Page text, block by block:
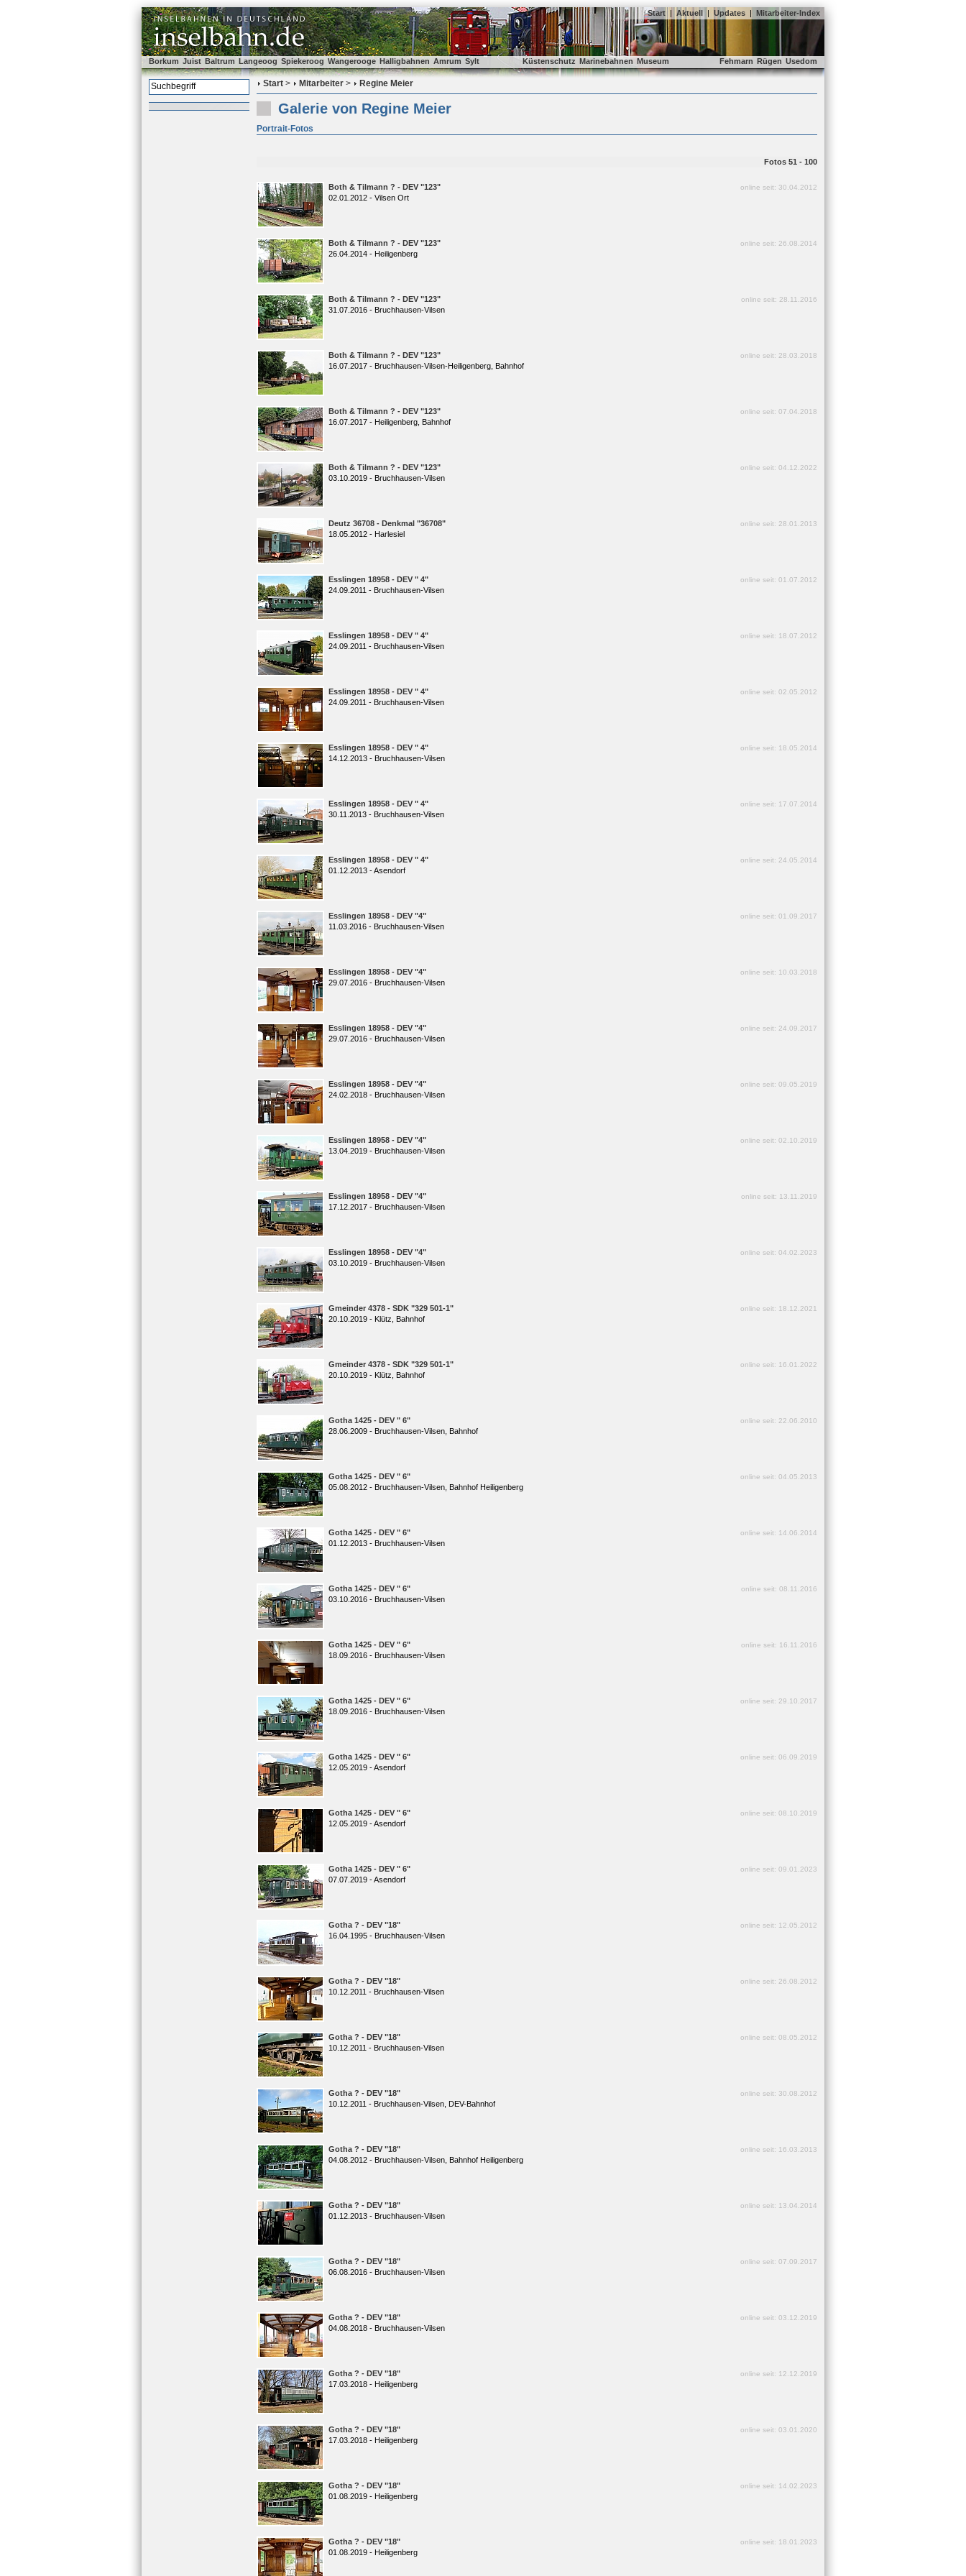
Start | Aktuell | Updates | Mitarbeiter-Index
Borkum Juist Baltrum Langeoog Spiekeroog Wangerooge Halligbahnen Amrum Sylt Küstenschutz Marinebahnen Museum Fehmarn Rügen Usedom
Start > Mitarbeiter > Regine Meier
Galerie von Regine Meier
Portrait-Fotos
Fotos 51 - 100
Both & Tilmann ? - DEV "123" online seit: 30.04.2012
02.01.2012 - Vilsen Ort
Both & Tilmann ? - DEV "123" online seit: 26.08.2014
26.04.2014 - Heiligenberg
Both & Tilmann ? - DEV "123" online seit: 28.11.2016
31.07.2016 - Bruchhausen-Vilsen
Both & Tilmann ? - DEV "123" online seit: 28.03.2018
16.07.2017 - Bruchhausen-Vilsen-Heiligenberg, Bahnhof
Both & Tilmann ? - DEV "123" online seit: 07.04.2018
16.07.2017 - Heiligenberg, Bahnhof
Both & Tilmann ? - DEV "123" online seit: 04.12.2022
03.10.2019 - Bruchhausen-Vilsen
Deutz 36708 - Denkmal "36708" online seit: 28.01.2013
18.05.2012 - Harlesiel
Esslingen 18958 - DEV " 4" online seit: 01.07.2012
24.09.2011 - Bruchhausen-Vilsen
Esslingen 18958 - DEV " 4" online seit: 18.07.2012
24.09.2011 - Bruchhausen-Vilsen
Esslingen 18958 - DEV " 4" online seit: 02.05.2012
24.09.2011 - Bruchhausen-Vilsen
Esslingen 18958 - DEV " 4" online seit: 18.05.2014
14.12.2013 - Bruchhausen-Vilsen
Esslingen 18958 - DEV " 4" online seit: 17.07.2014
30.11.2013 - Bruchhausen-Vilsen
Esslingen 18958 - DEV " 4" online seit: 24.05.2014
01.12.2013 - Asendorf
Esslingen 18958 - DEV "4" online seit: 01.09.2017
11.03.2016 - Bruchhausen-Vilsen
Esslingen 18958 - DEV "4" online seit: 10.03.2018
29.07.2016 - Bruchhausen-Vilsen
Esslingen 18958 - DEV "4" online seit: 24.09.2017
29.07.2016 - Bruchhausen-Vilsen
Esslingen 18958 - DEV "4" online seit: 09.05.2019
24.02.2018 - Bruchhausen-Vilsen
Esslingen 18958 - DEV "4" online seit: 02.10.2019
13.04.2019 - Bruchhausen-Vilsen
Esslingen 18958 - DEV "4" online seit: 13.11.2019
17.12.2017 - Bruchhausen-Vilsen
Esslingen 18958 - DEV "4" online seit: 04.02.2023
03.10.2019 - Bruchhausen-Vilsen
Gmeinder 4378 - SDK "329 501-1" online seit: 18.12.2021
20.10.2019 - Klütz, Bahnhof
Gmeinder 4378 - SDK "329 501-1" online seit: 16.01.2022
20.10.2019 - Klütz, Bahnhof
Gotha 1425 - DEV " 6" online seit: 22.06.2010
28.06.2009 - Bruchhausen-Vilsen, Bahnhof
Gotha 1425 - DEV " 6" online seit: 04.05.2013
05.08.2012 - Bruchhausen-Vilsen, Bahnhof Heiligenberg
Gotha 1425 - DEV " 6" online seit: 14.06.2014
01.12.2013 - Bruchhausen-Vilsen
Gotha 1425 - DEV " 6" online seit: 08.11.2016
03.10.2016 - Bruchhausen-Vilsen
Gotha 1425 - DEV " 6" online seit: 16.11.2016
18.09.2016 - Bruchhausen-Vilsen
Gotha 1425 - DEV " 6" online seit: 29.10.2017
18.09.2016 - Bruchhausen-Vilsen
Gotha 1425 - DEV " 6" online seit: 06.09.2019
12.05.2019 - Asendorf
Gotha 1425 - DEV " 6" online seit: 08.10.2019
12.05.2019 - Asendorf
Gotha 1425 - DEV " 6" online seit: 09.01.2023
07.07.2019 - Asendorf
Gotha ? - DEV "18" online seit: 12.05.2012
16.04.1995 - Bruchhausen-Vilsen
Gotha ? - DEV "18" online seit: 26.08.2012
10.12.2011 - Bruchhausen-Vilsen
Gotha ? - DEV "18" online seit: 08.05.2012
10.12.2011 - Bruchhausen-Vilsen
Gotha ? - DEV "18" online seit: 30.08.2012
10.12.2011 - Bruchhausen-Vilsen, DEV-Bahnhof
Gotha ? - DEV "18" online seit: 16.03.2013
04.08.2012 - Bruchhausen-Vilsen, Bahnhof Heiligenberg
Gotha ? - DEV "18" online seit: 13.04.2014
01.12.2013 - Bruchhausen-Vilsen
Gotha ? - DEV "18" online seit: 07.09.2017
06.08.2016 - Bruchhausen-Vilsen
Gotha ? - DEV "18" online seit: 03.12.2019
04.08.2018 - Bruchhausen-Vilsen
Gotha ? - DEV "18" online seit: 12.12.2019
17.03.2018 - Heiligenberg
Gotha ? - DEV "18" online seit: 03.01.2020
17.03.2018 - Heiligenberg
Gotha ? - DEV "18" online seit: 14.02.2023
01.08.2019 - Heiligenberg
Gotha ? - DEV "18" online seit: 18.01.2023
01.08.2019 - Heiligenberg